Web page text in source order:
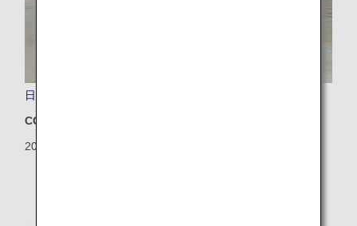
日本初！廃棄対象の作業車両をアップサイクル！
CO2排出量削減
2024/07/30